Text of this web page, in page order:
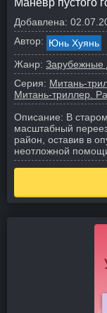
Маневр пустого
Добавлена:
Автор: Юнь Хуянь
Жанр: Зарубежные
Серия: Митань-
Митань-триллер.
Описание: В
масштабный
район, оставив в
неотложной